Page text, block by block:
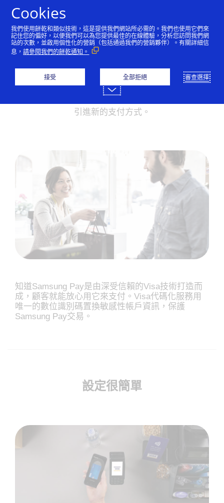
概述 進行設定
Samsung Pay
引進新的支付方式。
知道Samsung Pay是由深受信賴的Visa技術打造而
成，顧客就能放心用它來支付。Visa代碼化服務用
唯一的數位識別碼置換敏感性帳戶資訊，保護
Samsung Pay交易。
設定很簡單
Cookies
我們使用餅乾和類似技術，這是提供我們網站所必需的。我們也使用它們來
記住您的偏好，以便我們可以為您提供最佳的在線體驗，分析您訪問我們網
站的次數，並啟用個性化的營銷（包括通過我們的營銷夥伴）。有關詳細信
息，請參閱我們的餅乾通知。
接受 全部拒絕 審查選擇